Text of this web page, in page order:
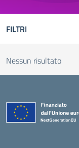
FILTRI
Nessun risultato